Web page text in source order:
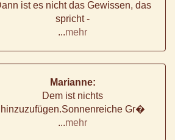
ist es nicht das Gewissen, das
spricht -
...mehr
Marianne:
Dem ist nichts
hinzuzufügen.Sonnenreiche Gr�
...mehr